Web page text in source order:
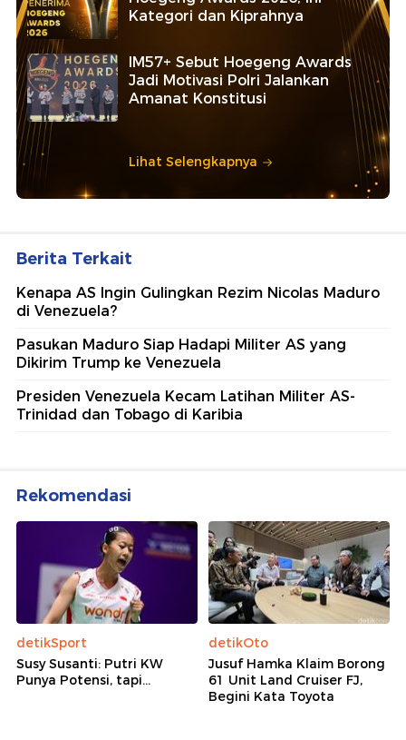
Kategori dan Kiprahnya
IM57+ Sebut Hoegeng Awards
Jadi Motivasi Polri Jalankan
Amanat Konstitusi
Lihat Selengkapnya
Berita Terkait
Kenapa AS Ingin Gulingkan Rezim Nicolas Maduro
di Venezuela?
Pasukan Maduro Siap Hadapi Militer AS yang
Dikirim Trump ke Venezuela
Presiden Venezuela Kecam Latihan Militer AS-
Trinidad dan Tobago di Karibia
Rekomendasi
detikSport
Susy Susanti: Putri KW
Punya Potensi, tapi...
detikOto
Jusuf Hamka Klaim Borong
61 Unit Land Cruiser FJ,
Begini Kata Toyota